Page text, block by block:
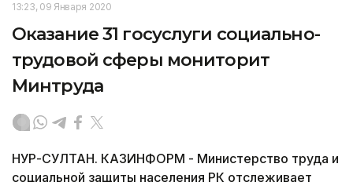
13:23, 09 Января 2020
Оказание 31 госуслуги социально-
трудовой сферы мониторит
Минтруда
НУР-СУЛТАН. КАЗИНФОРМ - Министерство труда и
социальной защиты населения РК отслеживает